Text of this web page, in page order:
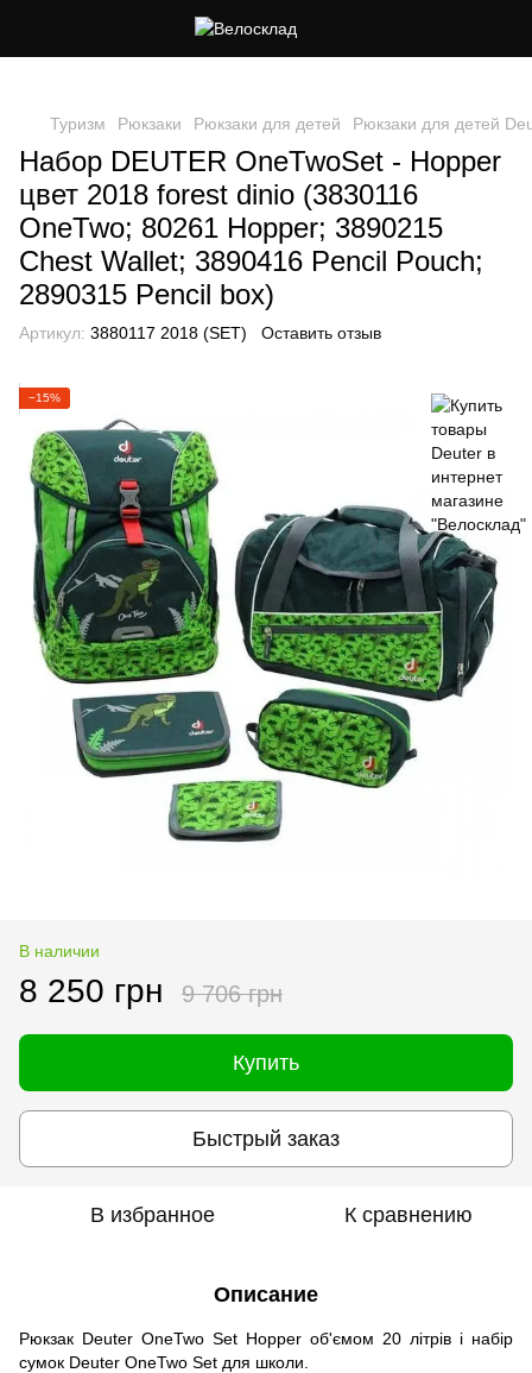
Туризм Рюкзаки Рюкзаки для детей Рюкзаки для детей
Набор DEUTER OneTwoSet - Hopper
цвет 2018 forest dinio (3830116
OneTwo; 80261 Hopper; 3890215
Chest Wallet; 3890416 Pencil Pouch;
2890315 Pencil box)
Артикул: 3880117 2018 (SET) Оставить отзыв
−15%
В наличии
8 250 грн 9 706 грн
Купить
Быстрый заказ
В избранное К сравнению
Описание
Рюкзак Deuter OneTwo Set Hopper об'ємом 20 літрів і набір
сумок Deuter OneTwo Set для школи.